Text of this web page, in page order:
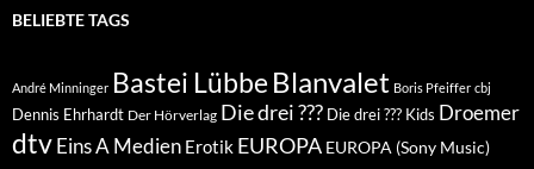
BELIEBTE TAGS
André Minninger Bastei Lübbe Blanvalet Boris Pfeiffer cbj
Dennis Ehrhardt Der Hörverlag Die drei ??? Die drei ??? Kids Droemer
dtvEins A Medien Erotik EUROPA EUROPA (Sony Music)